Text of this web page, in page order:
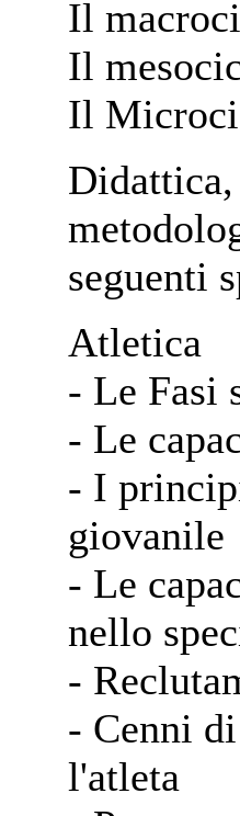
Il
Il
Il
seguenti
Atletica
- Le Fasi
- Le
- I
giovanile
- Le
nello
-
- Cenni
l'atleta